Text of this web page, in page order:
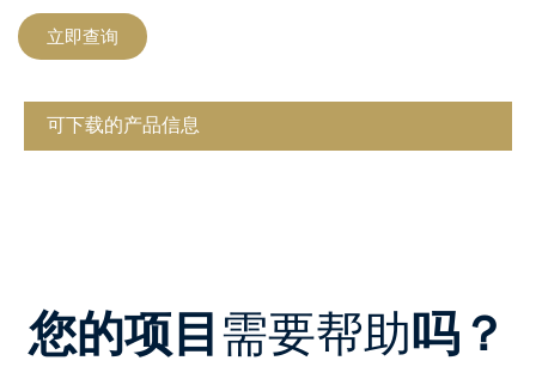
立即查询
可下载的产品信息
您的项目需要帮助吗？